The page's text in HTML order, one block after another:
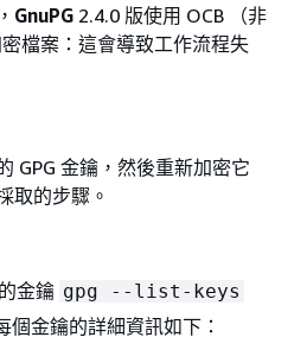
GnuPG 2.4.0 版使用 OCB （非
檔案：這會導致工作流程失
GPG 金鑰，然後重新加密它
取的步驟。
金鑰 gpg ‐‐list-keys
金鑰的詳細資訊如下：